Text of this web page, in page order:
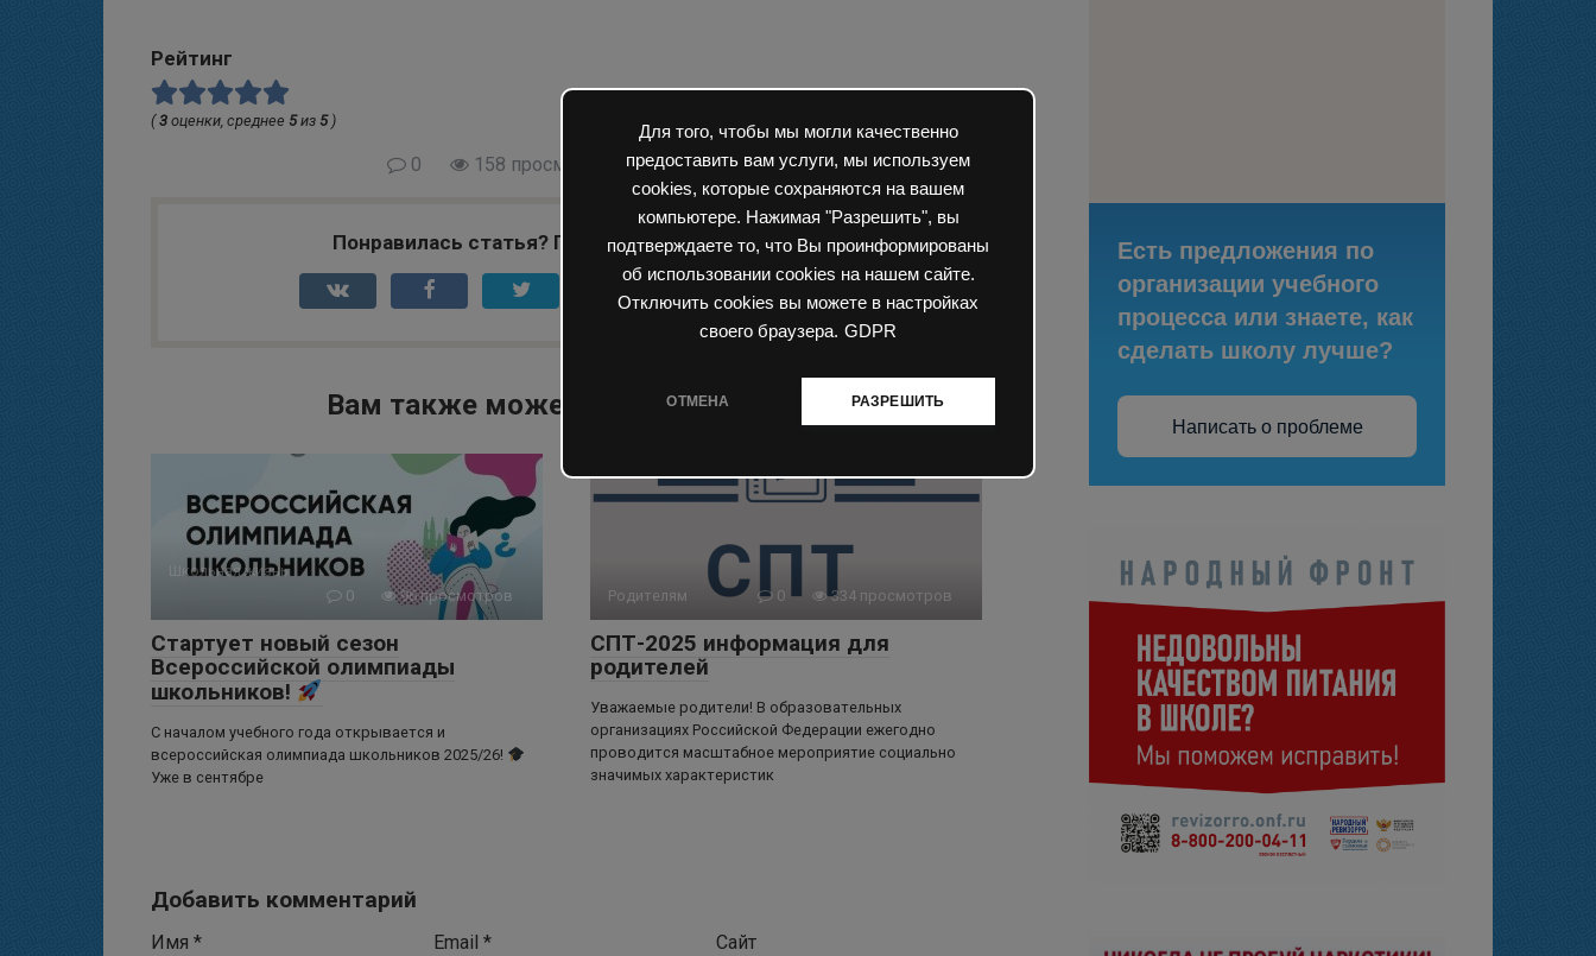
Для того, чтобы мы могли качественно
предоставить вам услуги, мы используем
cookies, которые сохраняются на вашем
компьютере. Нажимая "Разрешить", вы
подтверждаете то, что Вы проинформированы
об использовании cookies на нашем сайте.
Отключить cookies вы можете в настройках
своего браузера. GDPR
ОТМЕНА РАЗРЕШИТЬ
Рейтинг
(3 оценки, среднее 5из 5)
0 158 просмотров экскурсия
Понравилась статья? Поделиться с друзьями:
Вам также может быть интересно
Школьная жизнь
0
96 просмотров
Стартует новый сезон
Всероссийской олимпиады
школьников!
С началом учебного года открывается и
всероссийская олимпиада школьников 2025/26!
Уже в сентябре
Родителям 0 334 просмотров
СПТ-2025 информация для
родителей
Уважаемые родители! В образовательных
организациях Российской Федерации ежегодно
проводится масштабное мероприятие социально
значимых характеристик
Добавить комментарий
Имя * Email * Сайт
Есть предложения по
организации учебного
процесса или знаете, как
сделать школу лучше?
Написать о проблеме